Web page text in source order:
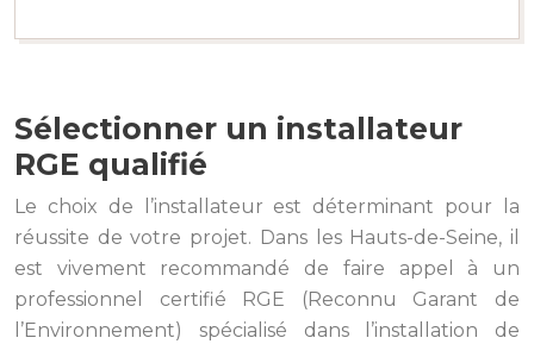
Sélectionner un installateur
RGE qualifié
Le choix de l’installateur est déterminant pour la
réussite de votre projet. Dans les Hauts-de-Seine, il
est vivement recommandé de faire appel à un
professionnel certifié RGE (Reconnu Garant de
l’Environnement) spécialisé dans l’installation de